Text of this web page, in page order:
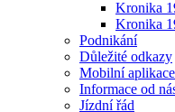
Kronika
Kronika
Podnikání
Důležité odkazy
Mobilní aplikace
Informace od
Jízdní řád